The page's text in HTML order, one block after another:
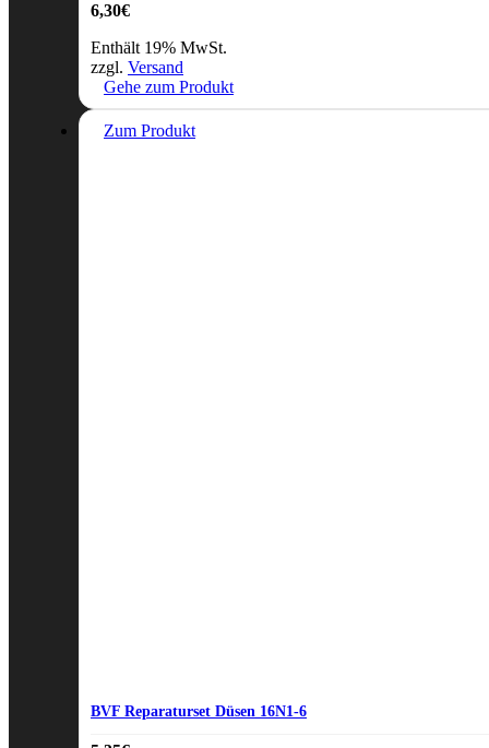
6,30€
Enthält 19% MwSt.
zzgl. Versand
Gehe zum Produkt
Zum Produkt
BVF Reparaturset Düsen 16N1-6